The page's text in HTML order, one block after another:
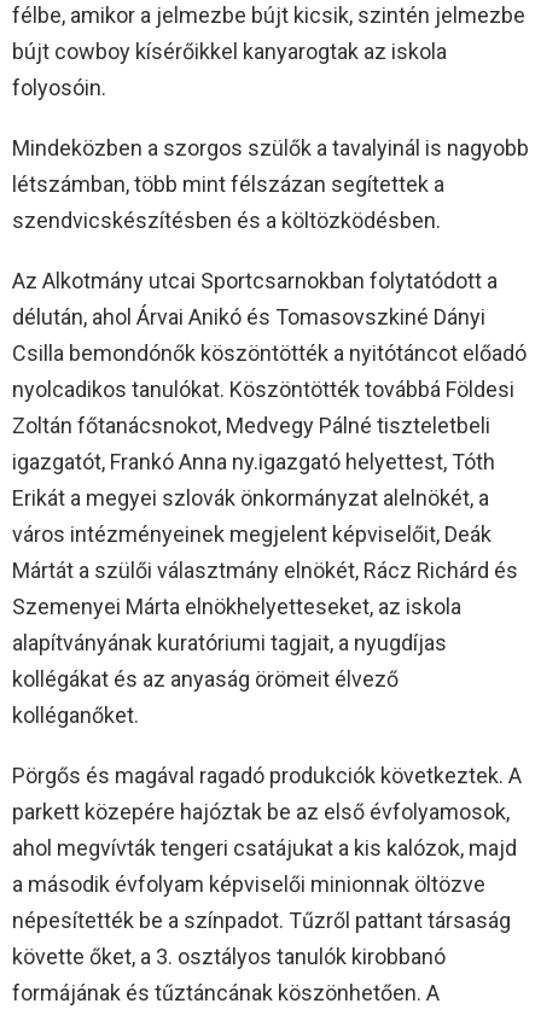
félbe, amikor a jelmezbe bújt kicsik, szintén jelmezbe
bújt cowboy kísérőikkel kanyarogtak az iskola
folyosóin.
Mindeközben a szorgos szülők a tavalyinál is nagyobb
létszámban, több mint félszázan segítettek a
szendvicskészítésben és a költözködésben.
Az Alkotmány utcai Sportcsarnokban folytatódott a
délután, ahol Árvai Anikó és Tomasovszkiné Dányi
Csilla bemondónők köszöntötték a nyitótáncot előadó
nyolcadikos tanulókat. Köszöntötték továbbá Földesi
Zoltán főtanácsnokot, Medvegy Pálné tiszteletbeli
igazgatót, Frankó Anna ny.igazgató helyettest, Tóth
Erikát a megyei szlovák önkormányzat alelnökét, a
város intézményeinek megjelent képviselőit, Deák
Mártát a szülői választmány elnökét, Rácz Richárd és
Szemenyei Márta elnökhelyetteseket, az iskola
alapítványának kuratóriumi tagjait, a nyugdíjas
kollégákat és az anyaság örömeit élvező
kolléganőket.
Pörgős és magával ragadó produkciók következtek. A
parkett közepére hajóztak be az első évfolyamosok,
ahol megvívták tengeri csatájukat a kis kalózok, majd
a második évfolyam képviselői minionnak öltözve
népesítették be a színpadot. Tűzről pattant társaság
követte őket, a 3. osztályos tanulók kirobbanó
formájának és tűztáncának köszönhetően. A